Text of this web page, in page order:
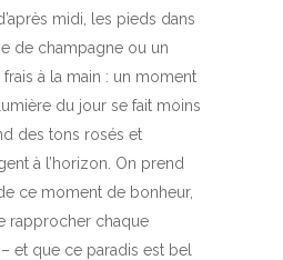
midi, les pieds dans
de champagne ou un
à la main : un moment
du jour se fait moins
des tons rosés et
à l’horizon. On prend
ce moment de bonheur,
rapprocher chaque
et que ce paradis est bel